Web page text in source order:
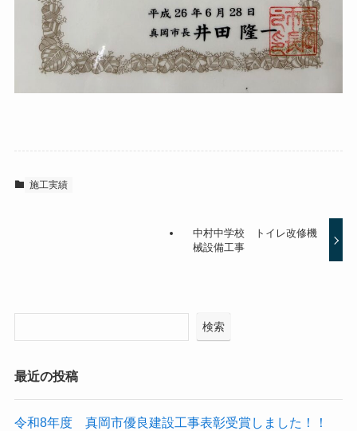
施工実績
中村中学校 トイレ改修機
械設備工事
検索
最近の投稿
令和8年度 真岡市優良建設工事表彰受賞しました！！